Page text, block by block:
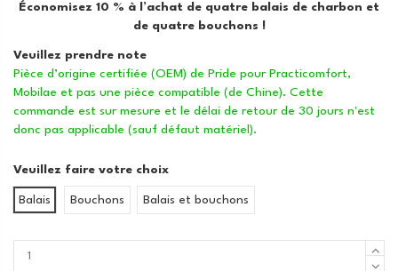
Économisez 10 % à l’achat de quatre balais de charbon et
de quatre bouchons !
Veuillez prendre note
Pièce d’origine certifiée (OEM) de Pride pour Practicomfort,
Mobilae et pas une pièce compatible (de Chine). Cette
commande est sur mesure et le délai de retour de 30 jours n'est
donc pas applicable (sauf défaut matériel).
Veuillez faire votre choix
Balais Bouchons Balais et bouchons